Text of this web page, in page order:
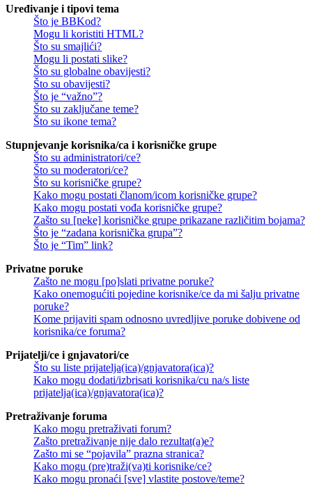
Uređivanje i tipovi tema
Što je BBKod?
Mogu li koristiti HTML?
Što su smajlići?
Mogu li postati slike?
Što su globalne obavijesti?
Što su obavijesti?
Što je “važno”?
Što su zaključane teme?
Što su ikone tema?
Stupnjevanje korisnika/ca i korisničke grupe
Što su administratori/ce?
Što su moderatori/ce?
Što su korisničke grupe?
Kako mogu postati članom/icom korisničke grupe?
Kako mogu postati vođa korisničke grupe?
Zašto su [neke] korisničke grupe prikazane različitim bojama?
Što je “zadana korisnička grupa”?
Što je “Tim” link?
Privatne poruke
Zašto ne mogu [po]slati privatne poruke?
Kako onemogućiti pojedine korisnike/ce da mi šalju privatne
poruke?
Kome prijaviti spam odnosno uvredljive poruke dobivene od
korisnika/ce foruma?
Prijatelji/ce i gnjavatori/ce
Što su liste prijatelja(ica)/gnjavatora(ica)?
Kako mogu dodati/izbrisati korisnika/cu na/s liste
prijatelja(ica)/gnjavatora(ica)?
Pretraživanje foruma
Kako mogu pretraživati forum?
Zašto pretraživanje nije dalo rezultat(a)e?
Zašto mi se “pojavila” prazna stranica?
Kako mogu (pre)traži(va)ti korisnike/ce?
Kako mogu pronaći [sve] vlastite postove/teme?